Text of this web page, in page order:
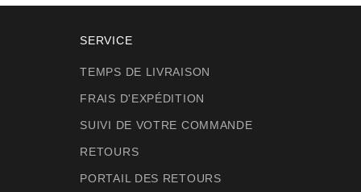
SERVICE
TEMPS DE LIVRAISON
FRAIS D'EXPÉDITION
SUIVI DE VOTRE COMMANDE
RETOURS
PORTAIL DES RETOURS